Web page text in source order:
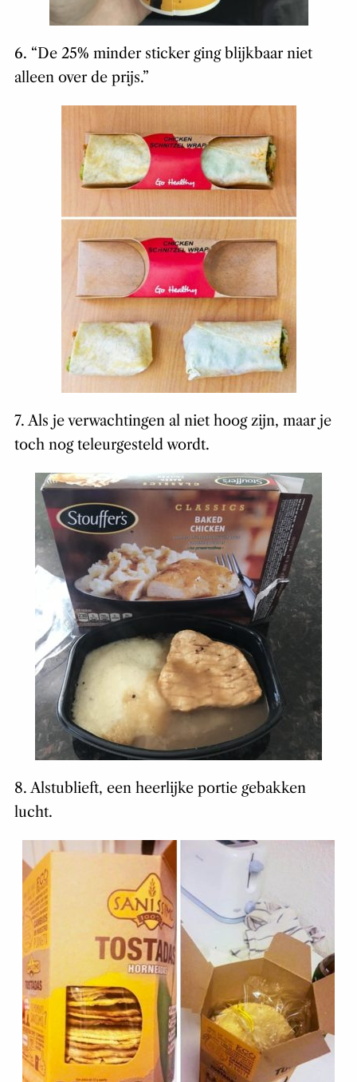
7. Als je verwachtingen al niet hoog zijn, maar je
toch nog teleurgesteld wordt.
8. Alstublieft, een heerlijke portie gebakken
lucht.
9. “Of de verpakking liegt, of iemand heeft al aan